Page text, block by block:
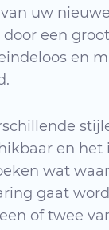
uw
een
en
en
wat
gaat
of twee